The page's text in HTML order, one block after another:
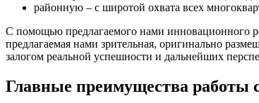
районную – с широтой охвата всех
С помощью предлагаемого нами инновационного
предлагаемая нами зрительная, оригинально
залогом реальной успешности и дальнейших
Главные преимущества работы